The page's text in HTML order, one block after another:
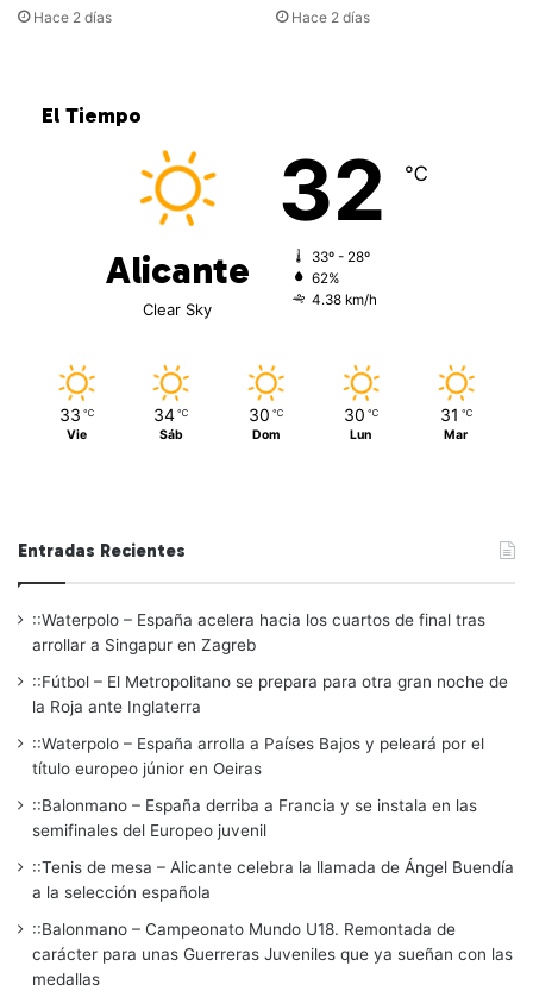
Hace 2 días Hace 2 días
El Tiempo
Alicante
Clear Sky
32 ℃
33º - 28º
62%
4.38 km/h
33 ℃
Vie
34 ℃
Sáb
30 ℃
Dom
30 ℃
Lun
31 ℃
Mar
Entradas Recientes
::Waterpolo – España acelera hacia los cuartos de final tras
arrollar a Singapur en Zagreb
::Fútbol – El Metropolitano se prepara para otra gran noche de
la Roja ante Inglaterra
::Waterpolo – España arrolla a Países Bajos y peleará por el
título europeo júnior en Oeiras
::Balonmano – España derriba a Francia y se instala en las
semifinales del Europeo juvenil
::Tenis de mesa – Alicante celebra la llamada de Ángel Buendía
a la selección española
::Balonmano – Campeonato Mundo U18. Remontada de
carácter para unas Guerreras Juveniles que ya sueñan con las
medallas